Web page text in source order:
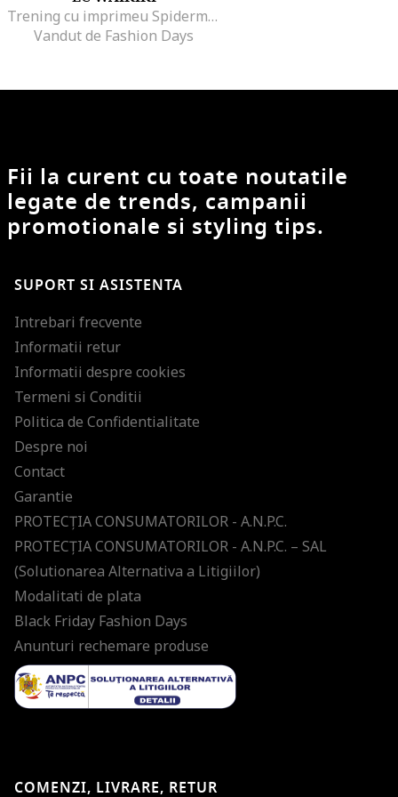
Trening cu imprimeu Spiderman, Gri carbune
Vandut de Fashion Days
Fii la curent cu toate noutatile
legate de trends, campanii
promotionale si styling tips.
SUPORT SI ASISTENTA
Intrebari frecvente
Informatii retur
Informatii despre cookies
Termeni si Conditii
Politica de Confidentialitate
Despre noi
Contact
Garantie
PROTECŢIA CONSUMATORILOR - A.N.P.C.
PROTECŢIA CONSUMATORILOR - A.N.P.C. – SAL
(Solutionarea Alternativa a Litigiilor)
Modalitati de plata
Black Friday Fashion Days
Anunturi rechemare produse
COMENZI, LIVRARE, RETUR